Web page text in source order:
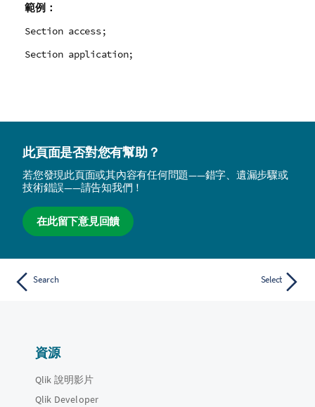
範例：
Section access;
Section application;
此頁面是否對您有幫助？
若您發現此頁面或其內容有任何問題——錯字、遺漏步驟或
技術錯誤——請告知我們！
在此留下意見回饋
Search Select
資源
Qlik 說明影片
Qlik Developer